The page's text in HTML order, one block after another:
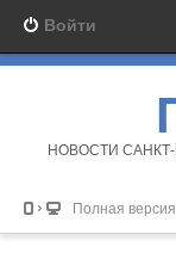
Войти
НОВОСТИ
Полная